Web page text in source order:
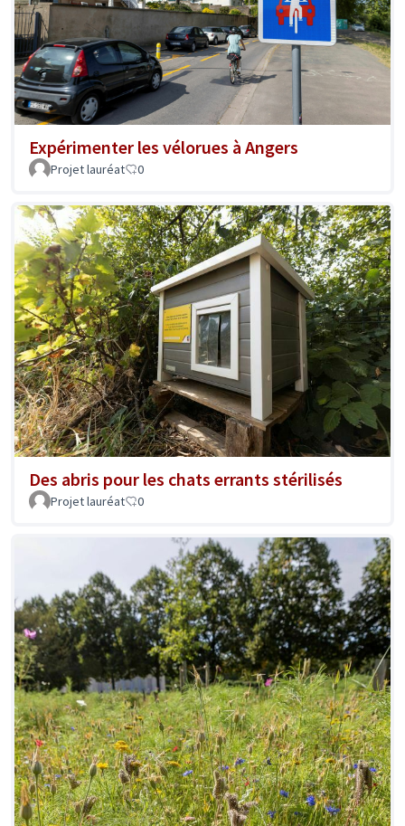
Expérimenter les vélorues à Angers
Projet lauréat 0
Des abris pour les chats errants stérilisés
Projet lauréat 0